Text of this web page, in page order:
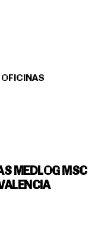
MEDLOG MSC